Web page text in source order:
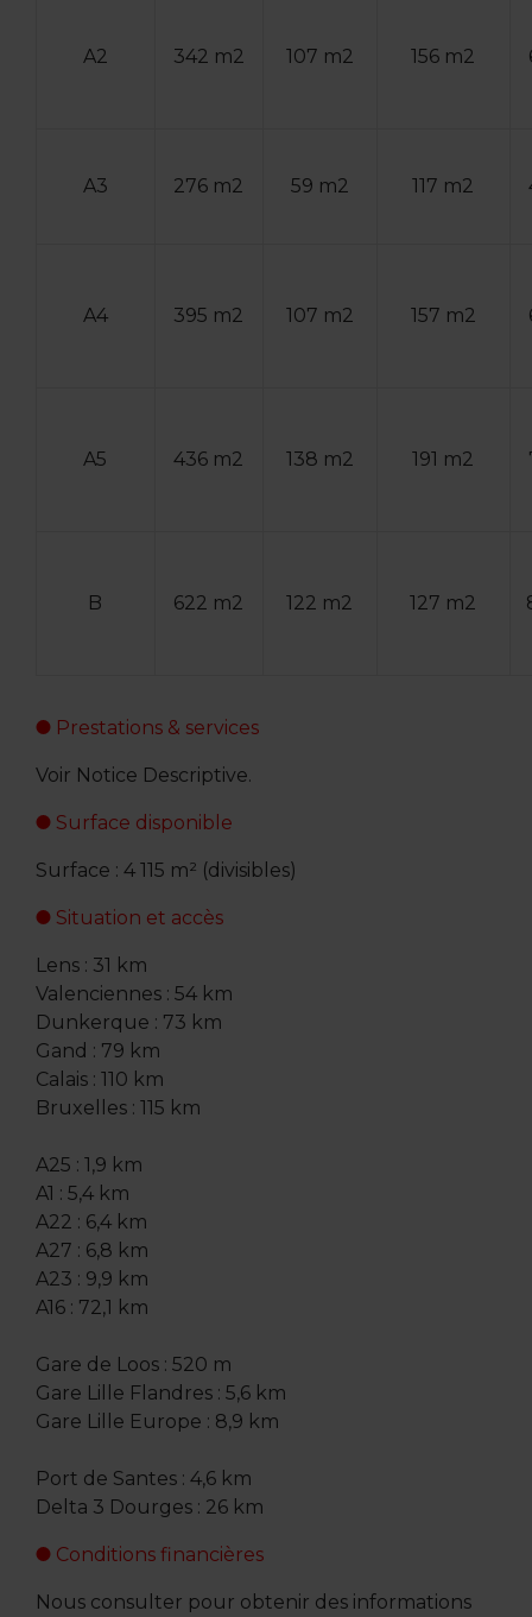
A2 342 m2 107 m2 156 m2
A3 276 m2 59 m2 117 m2
A4 395 m2 107 m2 157 m2
A5 436 m2 138 m2 191 m2
B 622 m2 122 m2 127 m2
Prestations & services
Voir Notice Descriptive.
Surface disponible
Surface : 4 115 m² (divisibles)
Situation et accès
Lens : 31 km
Valenciennes : 54 km
Dunkerque : 73 km
Gand : 79 km
Calais : 110 km
Bruxelles : 115 km
A25 : 1,9 km
A1 : 5,4 km
A22 : 6,4 km
A27 : 6,8 km
A23 : 9,9 km
A16 : 72,1 km
Gare de Loos : 520 m
Gare Lille Flandres : 5,6 km
Gare Lille Europe : 8,9 km
Port de Santes : 4,6 km
Delta 3 Dourges : 26 km
Conditions financières
Nous consulter pour obtenir des informations